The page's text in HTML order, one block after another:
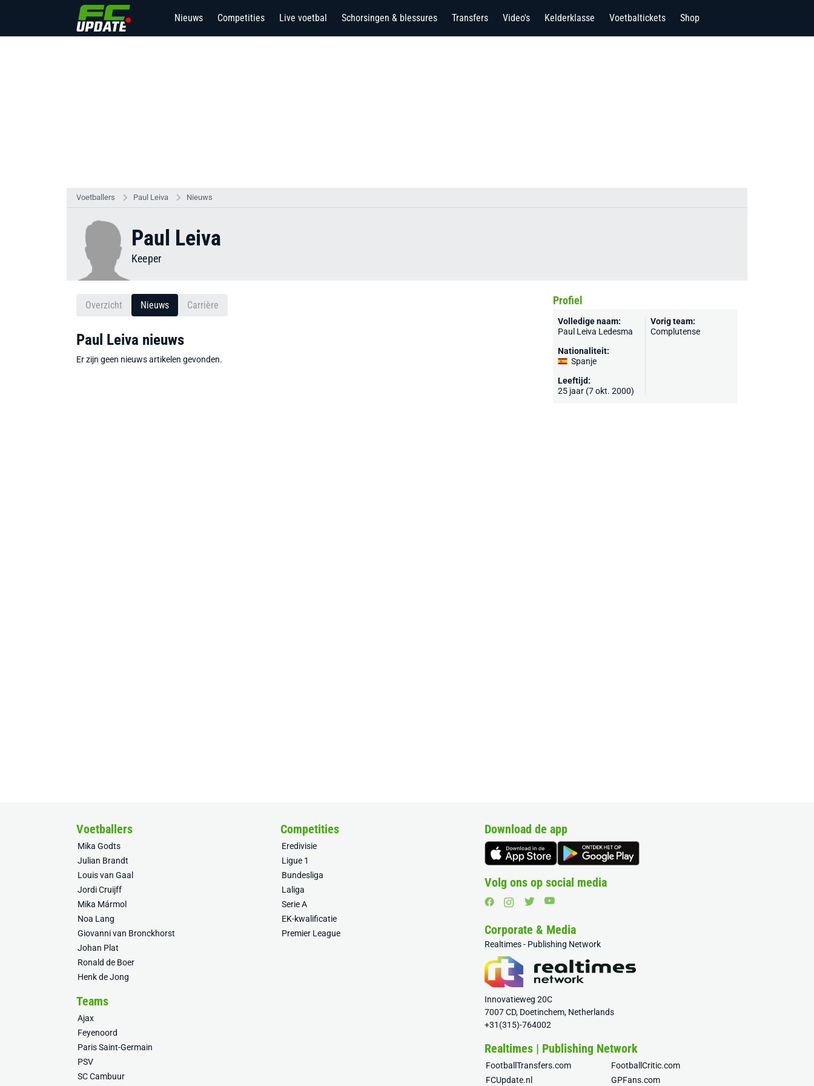
Nieuws Competities Live voetbal Schorsingen & blessures Transfers Video's Kelderklasse Voetbaltickets Shop
Voetballers Paul Leiva Nieuws
Paul Leiva
Keeper
Overzicht Nieuws Carrière
Paul Leiva nieuws
Er zijn geen nieuws artikelen gevonden.
Profiel
Volledige naam:
Paul Leiva Ledesma
Nationaliteit:
Spanje
Leeftijd:
25 jaar (7 okt. 2000)
Vorig team:
Complutense
Voetballers
Mika Godts
Julian Brandt
Louis van Gaal
Jordi Cruijff
Mika Mármol
Noa Lang
Giovanni van Bronckhorst
Johan Plat
Ronald de Boer
Henk de Jong
Competities
Eredivisie
Ligue 1
Bundesliga
Laliga
Serie A
EK-kwalificatie
Premier League
Teams
Ajax
Feyenoord
Paris Saint-Germain
PSV
SC Cambuur
Download de app
Volg ons op social media
Corporate & Media
Realtimes - Publishing Network
Innovatieweg 20C
7007 CD, Doetinchem, Netherlands
+31(315)-764002
Realtimes | Publishing Network
FootballTransfers.com
FootballCritic.com
FCUpdate.nl
GPFans.com